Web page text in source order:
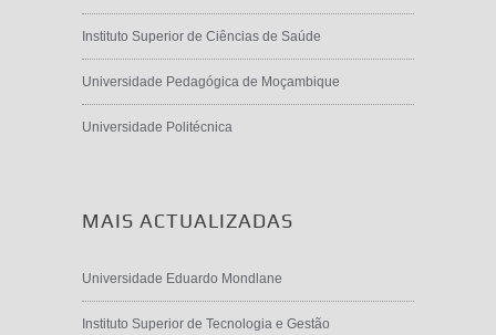
Instituto Superior de Ciências de Saúde
Universidade Pedagógica de Moçambique
Universidade Politécnica
MAIS ACTUALIZADAS
Universidade Eduardo Mondlane
Instituto Superior de Tecnologia e Gestão